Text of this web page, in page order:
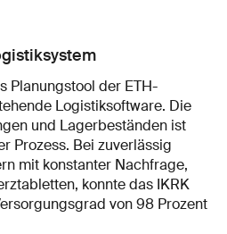
Planungstool der ETH-
Logistiksoftware. Die
und Lagerbeständen ist
Prozess. Bei zuverlässig
mit konstanter Nachfrage,
konnte das IKRK
von 98 Prozent